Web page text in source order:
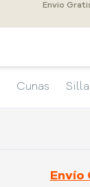
Envio
Cunas
Envío